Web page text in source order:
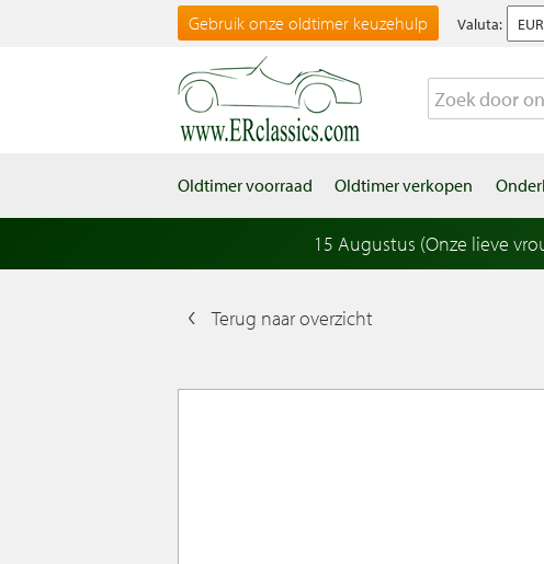
Gebruik onze oldtimer keuzehulp Valuta:
Oldtimer voorraad Oldtimer verkopen
15 Augustus (Onze lieve
Terug naar overzicht